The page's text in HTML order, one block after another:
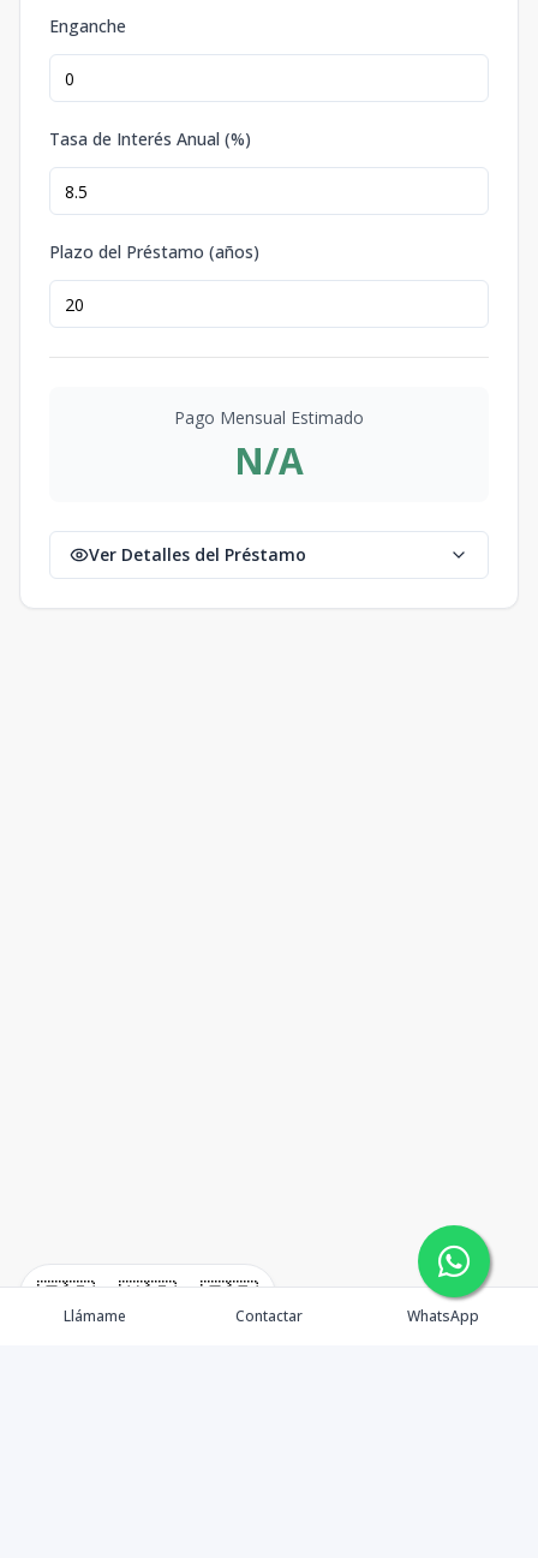
🇪🇸 🇺🇸 🇫🇷
Enganche
Tasa de Interés Anual (%)
Plazo del Préstamo (años)
Pago Mensual Estimado
N/A
Ver Detalles del Préstamo
Llámame Contactar WhatsApp